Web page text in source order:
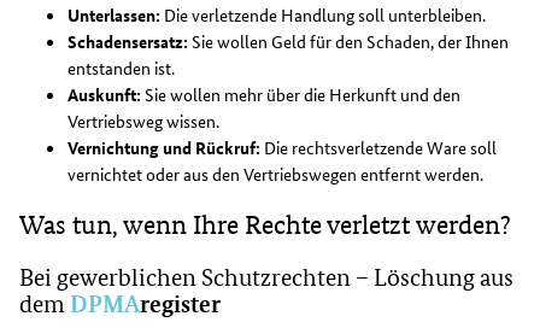
Unterlassen: Die verletzende Handlung soll unterbleiben.
Schadensersatz: Sie wollen Geld für den Schaden, der Ihnen
entstanden ist.
Auskunft: Sie wollen mehr über die Herkunft und den
Vertriebsweg wissen.
Vernichtung und Rückruf: Die rechtsverletzende Ware soll
vernichtet oder aus den Vertriebswegen entfernt werden.
Was tun, wenn Ihre Rechte verletzt werden?
Bei gewerblichen Schutzrechten – Löschung aus
dem DPMAregister